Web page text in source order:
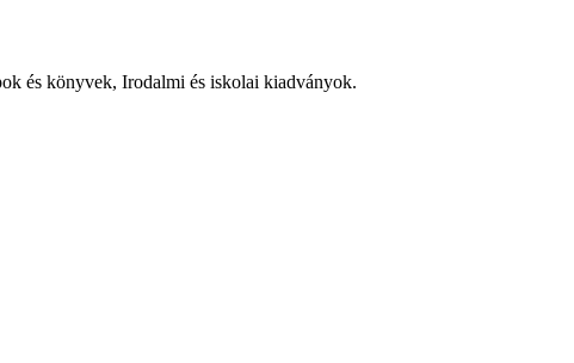
és könyvek, Irodalmi és iskolai kiadványok.